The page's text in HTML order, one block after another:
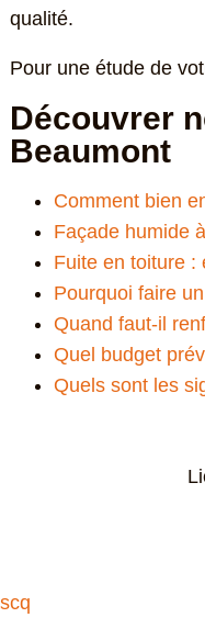
qualité.
Pour une étude de
Découvrer
Beaumont
Comment bien
Façade humide
Fuite en toiture :
Pourquoi faire
Quand faut-il
Quel budget
Quels sont les